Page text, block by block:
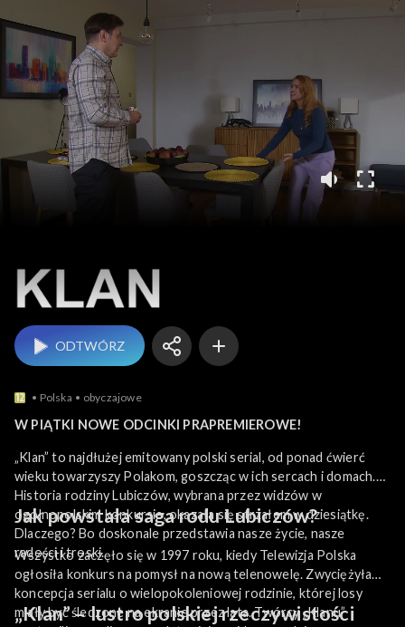
ODTWÓRZ
Polska obyczajowe
W PIĄTKI NOWE ODCINKI PRAPREMIEROWE!
„Klan” to najdłużej emitowany polski serial, od ponad ćwierć
wieku towarzyszy Polakom, goszcząc w ich sercach i domach.
Historia rodziny Lubiczów, wybrana przez widzów w
ogólnopolskim konkursie, okazała się strzałem w dziesiątkę.
Dlaczego? Bo doskonale przedstawia nasze życie, nasze
radości i troski.
Jak powstała saga rodu Lubiczów?
Wszystko zaczęło się w 1997 roku, kiedy Telewizja Polska
ogłosiła konkurs na pomysł na nową telenowelę. Zwyciężyła
koncepcja serialu o wielopokoleniowej rodzinie, której losy
miały być śledzone na ekranie przez lata. Twórcy „Klanu”
„Klan” – lustro polskiej rzeczywistości